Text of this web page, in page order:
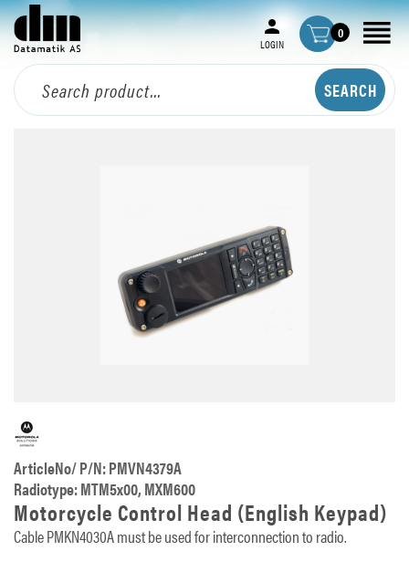
LOGIN
0
ArticleNo/ P/N: PMVN4379A
Radiotype: MTM5x00, MXM600
Motorcycle Control Head (English Keypad)
Cable PMKN4030A must be used for interconnection to radio.